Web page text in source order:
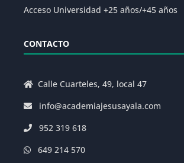
Acceso Universidad +25 años/+45 años
CONTACTO
Calle Cuarteles, 49, local 47
info@academiajesusayala.com
952 319 618
649 214 570